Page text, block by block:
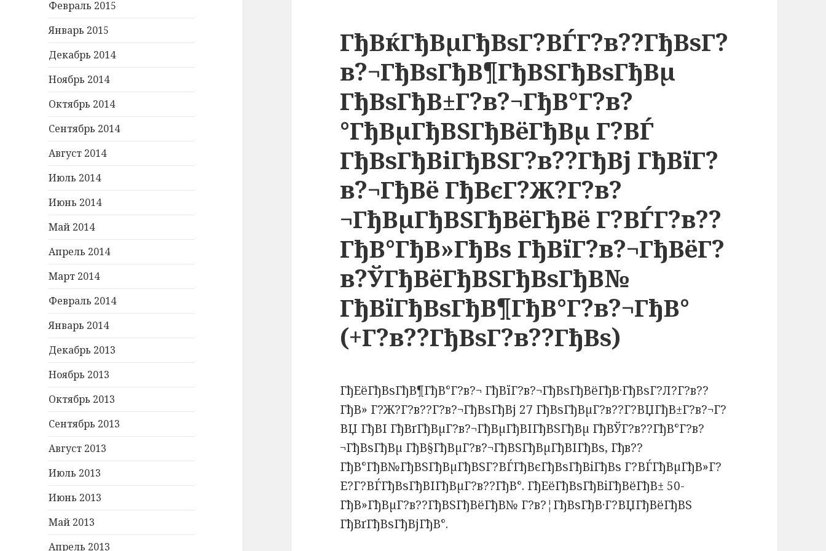
Февраль 2015
Январь 2015
Декабрь 2014
Ноябрь 2014
Октябрь 2014
Сентябрь 2014
Август 2014
Июль 2014
Июнь 2014
Май 2014
Апрель 2014
Март 2014
Февраль 2014
Январь 2014
Декабрь 2013
Ноябрь 2013
Октябрь 2013
Сентябрь 2013
Август 2013
Июль 2013
Июнь 2013
Май 2013
Апрель 2013
ГђВќГђВµГђВѕГ?ВЃГ?в??ГђВѕГ?
в?¬ГђВѕГђВ¶ГђВЅГђВѕГђВµ
ГђВѕГђВ±Г?в?¬ГђВ°Г?в?
°ГђВµГђВЅГђВёГђВµ Г?ВЃ
ГђВѕГђВіГђВЅГ?в??ГђВј ГђВїГ?
в?¬ГђВё ГђВєГ?Ж?Г?в?
¬ГђВµГђВЅГђВёГђВё Г?ВЃГ?в??
ГђВ°ГђВ»ГђВѕ ГђВїГ?в?¬ГђВёГ?
в?ЎГђВёГђВЅГђВѕГђВ№
ГђВїГђВѕГђВ¶ГђВ°Г?в?¬ГђВ°
(+Г?в??ГђВѕГ?в??ГђВѕ)
ГђЕёГђВѕГђВ¶ГђВ°Г?в?¬ ГђВїГ?в?¬ГђВѕГђВёГђВ·ГђВѕГ?Л?Г?в??
ГђВ» Г?Ж?Г?в??Г?в?¬ГђВѕГђВј 27 ГђВѕГђВµГ?в??Г?ВЏГђВ±Г?в?¬Г?
ВЏ ГђВІ ГђВґГђВµГ?в?¬ГђВµГђВІГђВЅГђВµ ГђВЎГ?в??ГђВ°Г?в?
¬ГђВѕГђВµ ГђВ§ГђВµГ?в?¬ГђВЅГђВµГђВІГђВѕ, Гђв??
ГђВ°ГђВ№ГђВЅГђВµГђВЅГ?ВЃГђВєГђВѕГђВіГђВѕ Г?ВЃГђВµГђВ»Г?
Е?Г?ВЃГђВѕГђВІГђВµГ?в??ГђВ°. ГђЕёГђВѕГђВіГђВёГђВ± 50-
ГђВ»ГђВµГ?в??ГђВЅГђВёГђВ№ Г?в?¦ГђВѕГђВ·Г?ВЏГђВёГђВЅ
ГђВґГђВѕГђВјГђВ°.